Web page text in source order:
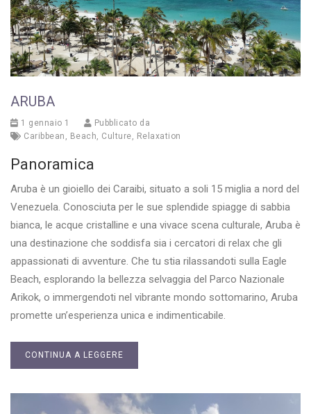
ARUBA
1 gennaio 1
Pubblicato da
Caribbean , Beach, Culture, Relaxation
Panoramica
Aruba è un gioiello dei Caraibi, situato a soli 15 miglia a nord del
Venezuela. Conosciuta per le sue splendide spiagge di sabbia
bianca, le acque cristalline e una vivace scena culturale, Aruba è
una destinazione che soddisfa sia i cercatori di relax che gli
appassionati di avventure. Che tu stia rilassandoti sulla Eagle
Beach, esplorando la bellezza selvaggia del Parco Nazionale
Arikok, o immergendoti nel vibrante mondo sottomarino, Aruba
promette un’esperienza unica e indimenticabile.
CONTINUA A LEGGERE